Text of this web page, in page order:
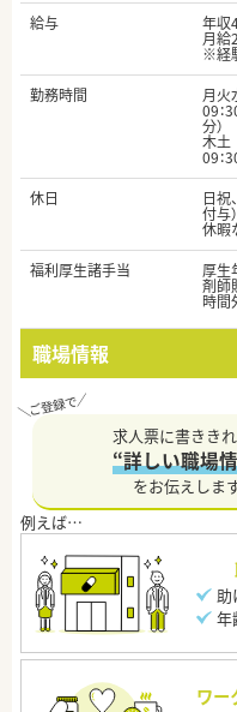
給与
年収
月給
※経
勤務時間
月
09：
分）
木土
09：
休日
日祝
付与
休暇
福利厚生諸手当
厚生
剤師
時間
職場情報
求人票に書きき
“詳しい職場
をお伝えします
助
年
ワー